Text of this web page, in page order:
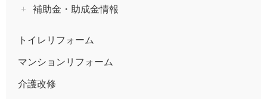
補助金・助成金情報
トイレリフォーム
マンションリフォーム
介護改修